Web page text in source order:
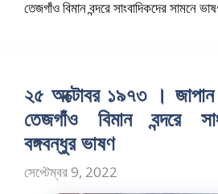
তেজগাঁও বিমান বন্দরে সাংবাদিকদের সামনে
২৫ অক্টোবর ১৯৭৩ ।
তেজগাঁও বিমান বন্দরে
বঙ্গবন্ধুর ভাষণ
সেপ্টেম্বর 9, 2022